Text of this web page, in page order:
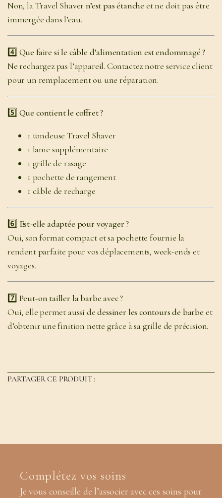
Non, la Travel Shavern’est pas étanche et ne doit pas être
immergée dans l’eau.
4️⃣ Que faire si le câble d’alimentation est endommagé ?
Ne rechargez pas l’appareil. Contactez notre service client
pour un remplacement ou une réparation.
5️⃣ Que contient le coffret ?
1 tondeuse Travel Shaver
1 lame supplémentaire
1 grille de rasage
1 pochette de rangement
1 câble de recharge
6️⃣ Est-elle adaptée pour voyager ?
Oui, son format compact et sa pochette fournie la
rendent parfaite pour vos déplacements, week-ends et
voyages.
7️⃣ Peut-on tailler la barbe avec ?
Oui, elle permet aussi dedessiner les contours de barbe et
d’obtenir une finition nette grâce à sa grille de précision.
PARTAGER CE PRODUIT :
Complétez vos soins
Je vous conseille de l’associer avec ces soins pour